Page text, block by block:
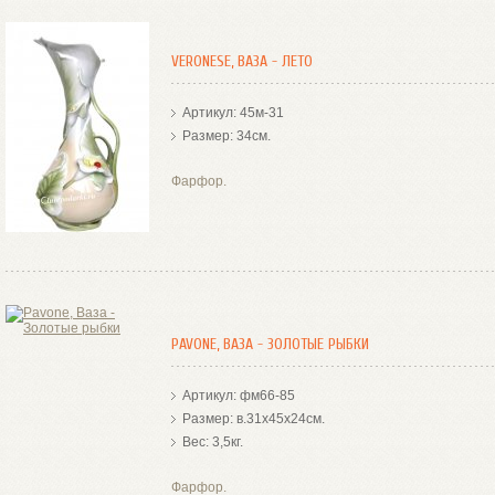
VERONESE, ВАЗА - ЛЕТО
Артикул: 45м-31
Размер: 34см.
Фарфор.
PAVONE, ВАЗА - ЗОЛОТЫЕ РЫБКИ
Артикул: фм66-85
Размер: в.31х45х24см.
Вес: 3,5кг.
Фарфор.